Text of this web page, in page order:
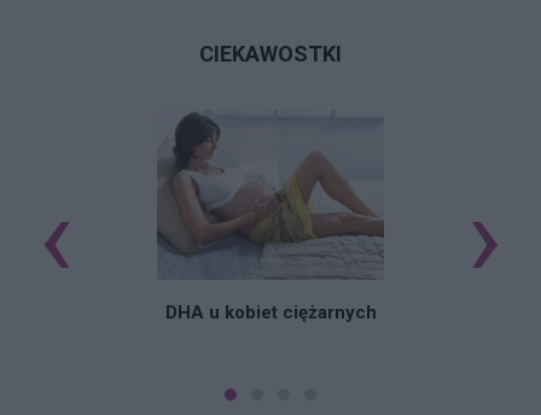
CIEKAWOSTKI
DHA u kobiet ciężarnych
‹ ›